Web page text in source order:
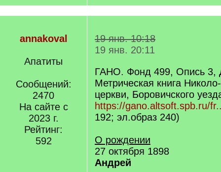
annakoval
Апатиты
Сообщений:
2470
На сайте с
2023 г.
Рейтинг:
592
19 янв. 10:18
19 янв. 20:11
ГАНО. Фонд 499, Опись 3,
Метрическая книга
церкви, Боровичского
https://gano.altsoft.spb.ru/
192; эл.образ 240)
О рождении
27 октября 1898
Андрей